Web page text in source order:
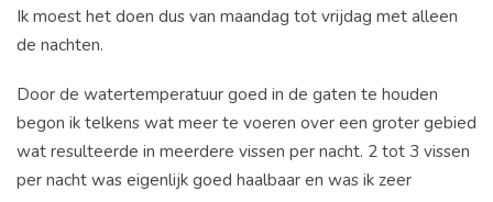
Ik moest het doen dus van maandag tot vrijdag met alleen
de nachten.
Door de watertemperatuur goed in de gaten te houden
begon ik telkens wat meer te voeren over een groter gebied
wat resulteerde in meerdere vissen per nacht. 2 tot 3 vissen
per nacht was eigenlijk goed haalbaar en was ik zeer